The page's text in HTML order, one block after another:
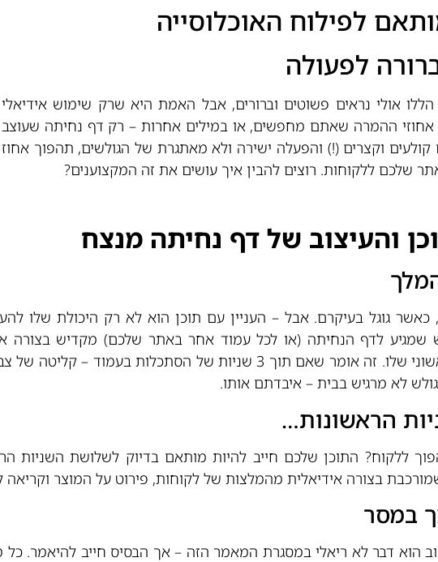
אולי נראים פשוטים וברורים, אבל האמת היא שרק שימוש אידיאלי
אחוזי ההמרה שאתם מחפשים, או במילים אחרות – רק דף נחיתה שעוצב
וקצרים (!) והפעלה ישירה ולא מאתגרת של הגולשים, תהפוך אחוז
שלכם ללקוחות. רוצים להבין איך עושים את זה המקצוענים?
והעיצוב של דף נחיתה מנצח
כאשר גוגל בעיקרם. אבל – העניין עם תוכן הוא לא רק היכולת שלו
ליצירת הרושם הראשוני שלו. זה אומר שאם תוך 3 שניות של
לא מרגיש בבית – איבדתם אותו.
הראשונות…
ללקוח? התוכן שלכם חייב להיות מותאם בדיוק לשלושת השניות
בצורה אידיאלית מהמלצות של לקוחות, פירוט על המוצר וקריאה
במסר
הוא דבר לא ריאלי במסגרת המאמר הזה – אך הבסיס חייב להיאמר. כל